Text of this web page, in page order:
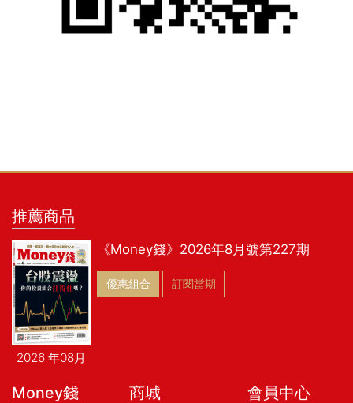
推薦商品
2026 年08月
《Money錢》2026年8月號第227期
優惠組合 訂閱當期
Money錢 商城 會員中心